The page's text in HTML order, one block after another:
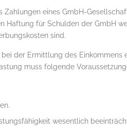
Zahlungen eines GmbH-
Haftung für Schulden der GmbH
sind.
bei der Ermittlung des
muss folgende
wesentlich